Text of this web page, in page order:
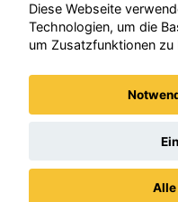
Diese Webseite
Technologien, um die
um Zusatzfunktionen zu